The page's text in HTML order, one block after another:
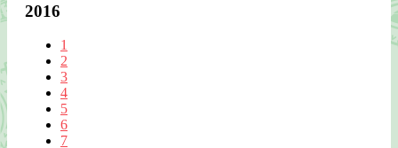
2016
1
2
3
4
5
6
7